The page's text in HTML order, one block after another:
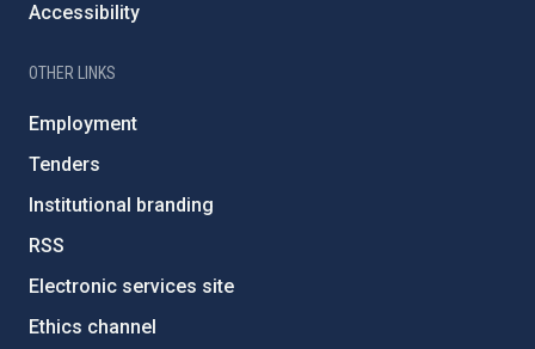
Accessibility
OTHER LINKS
Employment
Tenders
Institutional branding
RSS
Electronic services site
Ethics channel